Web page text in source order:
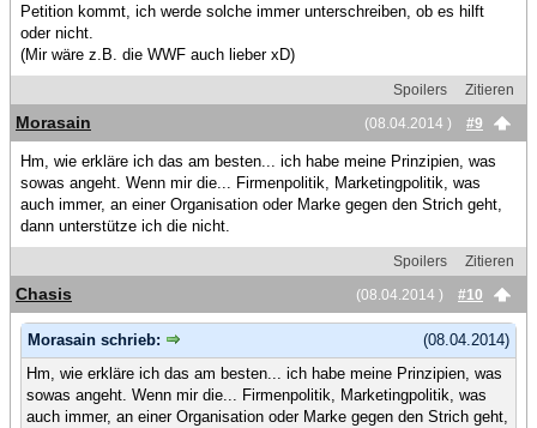
Petition kommt, ich werde solche immer unterschreiben, ob es hilft
oder nicht.
(Mir wäre z.B. die WWF auch lieber xD)
Spoilers
Zitieren
(08.04.2014 )
#9
Morasain
Hm, wie erkläre ich das am besten... ich habe meine Prinzipien, was
sowas angeht. Wenn mir die... Firmenpolitik, Marketingpolitik, was
auch immer, an einer Organisation oder Marke gegen den Strich geht,
dann unterstütze ich die nicht.
Spoilers
Zitieren
(08.04.2014 )
#10
Chasis
(08.04.2014)
Morasain schrieb:
Hm, wie erkläre ich das am besten... ich habe meine Prinzipien, was
sowas angeht. Wenn mir die... Firmenpolitik, Marketingpolitik, was
auch immer, an einer Organisation oder Marke gegen den Strich geht,